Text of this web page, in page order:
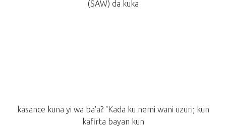
(SAW) da kuka
kasance kuna yi wa ba'a? "Kada ku nemi wani uzuri; kun
kafirta bayan kun